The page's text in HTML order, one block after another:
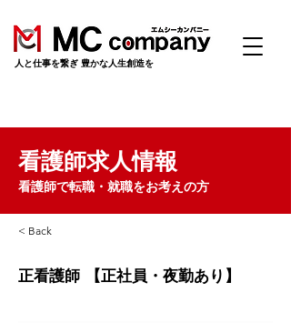
​人と仕事を繋ぎ 豊かな人生創造を
看護師求人情報
看護師で転職・就職をお考えの方
< Back
正看護師 【正社員・夜勤あり】